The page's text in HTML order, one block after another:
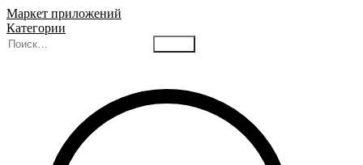
Маркет приложений
Категории